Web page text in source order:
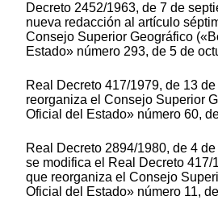
Decreto 2452/1963, de 7 de
nueva redacción al artículo
Consejo Superior Geográfico
Estado» número 293, de 5 de
Real Decreto 417/1979, de 13
reorganiza el Consejo Superior
Oficial del Estado» número 60,
Real Decreto 2894/1980, de 4
se modifica el Real Decreto 417/
que reorganiza el Consejo
Oficial del Estado» número 11,